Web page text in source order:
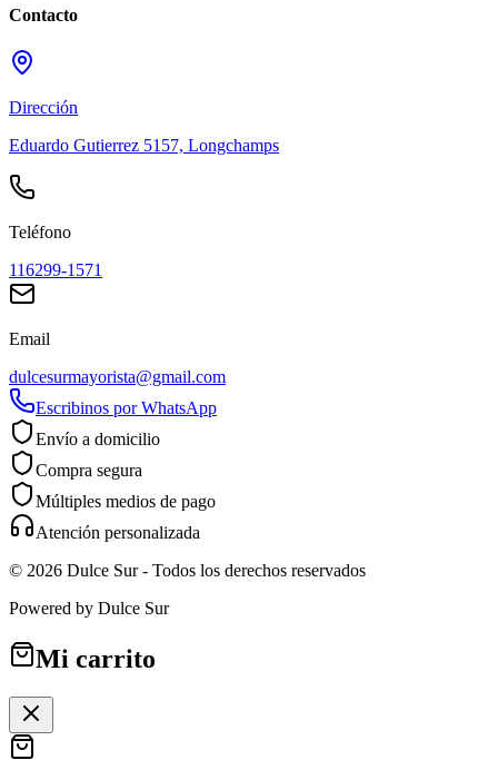
Contacto
Dirección
Eduardo Gutierrez 5157, Longchamps
Teléfono
116299-1571
Email
dulcesurmayorista@gmail.com
Escribinos por WhatsApp
Envío a domicilio
Compra segura
Múltiples medios de pago
Atención personalizada
© 2026 Dulce Sur- Todos los derechos reservados
Powered by Dulce Sur
Mi carrito